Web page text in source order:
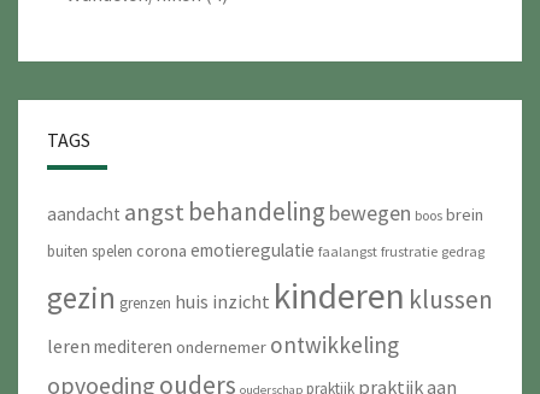
TAGS
aandacht angst behandeling bewegen boos brein
buiten spelen corona emotieregulatie faalangst frustratie gedrag
gezin grenzen huis inzicht kinderen klussen
leren mediteren ondernemer ontwikkeling
opvoeding ouders ouderschap praktijk praktijk aan